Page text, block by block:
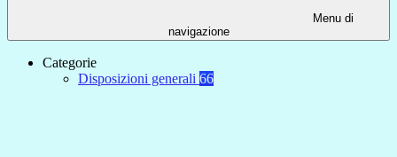
Menu di
navigazione
Categorie
Disposizioni generali 66